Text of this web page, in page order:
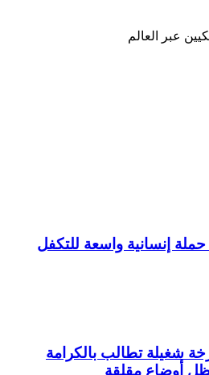
عبر العالم
إنسانية واسعة للتكفل
شغيلة تطالب بالكرامة
ظل أوضاع مقلقة